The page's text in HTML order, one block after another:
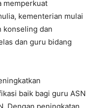
memperkuat
kementerian mulai
konseling dan
dan guru bidang
baik bagi guru ASN